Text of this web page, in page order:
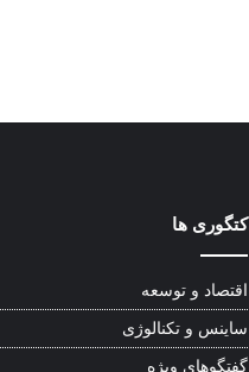
کتگوری ها
اقتصاد و توسعه
ساینس و تکنالوژی
گفتگوهای ویژه